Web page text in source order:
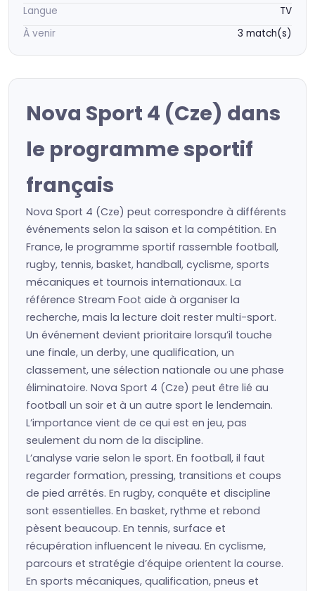
Langue
TV
À venir
3 match(s)
Nova Sport 4 (Cze) dans
le programme sportif
français
Nova Sport 4 (Cze) peut correspondre à différents
événements selon la saison et la compétition. En
France, le programme sportif rassemble football,
rugby, tennis, basket, handball, cyclisme, sports
mécaniques et tournois internationaux. La
référence Stream Foot aide à organiser la
recherche, mais la lecture doit rester multi-sport.
Un événement devient prioritaire lorsqu’il touche
une finale, un derby, une qualification, un
classement, une sélection nationale ou une phase
éliminatoire. Nova Sport 4 (Cze) peut être lié au
football un soir et à un autre sport le lendemain.
L’importance vient de ce qui est en jeu, pas
seulement du nom de la discipline.
L’analyse varie selon le sport. En football, il faut
regarder formation, pressing, transitions et coups
de pied arrêtés. En rugby, conquête et discipline
sont essentielles. En basket, rythme et rebond
pèsent beaucoup. En tennis, surface et
récupération influencent le niveau. En cyclisme,
parcours et stratégie d’équipe orientent la course.
En sports mécaniques, qualification, pneus et